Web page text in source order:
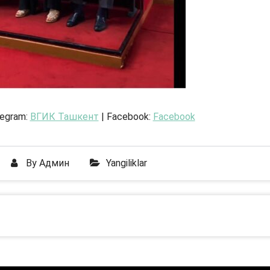
ВГИК Ташкент | Facebook: Facebook
By Админ Yangiliklar